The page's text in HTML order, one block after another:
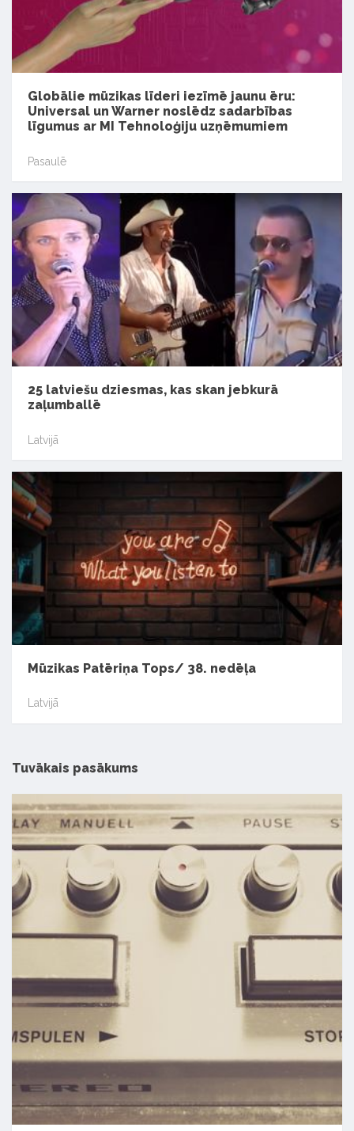
Globālie mūzikas līderi iezīmē jaunu ēru:
Universal un Warner noslēdz sadarbības
līgumus ar MI Tehnoloģiju uzņēmumiem
Pasaulē
25 latviešu dziesmas, kas skan jebkurā
zaļumballē
Latvijā
Mūzikas Patēriņa Tops/ 38. nedēļa
Latvijā
Tuvākais pasākums